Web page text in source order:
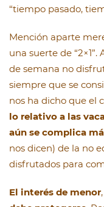
“tiempo pasado,
Mención aparte
una suerte de
de semana no
siempre que se
nos ha dicho que el
lo relativo a las
aún se complica
nos dicen) de la no
disfrutados para
El interés de menor